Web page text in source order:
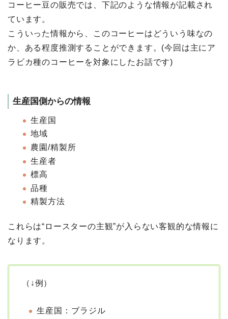
コーヒー豆の販売では、下記のような情報が記載され
ています。
こういった情報から、このコーヒーはどういう味なの
か、ある程度推測することができます。(今回は主にア
ラビカ種のコーヒーを対象にしたお話です)
生産国側からの情報
⽣産国
地域
農園/精製所
⽣産者
標⾼
品種
精製⽅法
これらは“ロースターの主観”が⼊らない客観的な情報に
なります。
（↓例）
⽣産国：ブラジル